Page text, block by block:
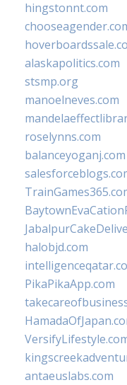
hingstonnt.com
alaskapolitics.com
stsmp.org
manoelneves.com
roselynns.com
balanceyoganj.com
halobjd.com
PikaPikaApp.com
antaeuslabs.com